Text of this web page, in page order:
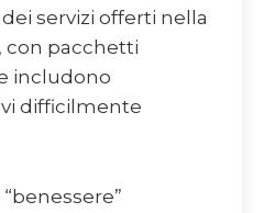
servizi offerti nella
con pacchetti
includono
difficilmente